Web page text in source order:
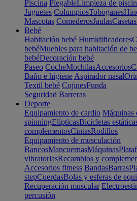
Piscina PlegableLimpieza de
Juguetes ColumpiosToboganes
Mascotas ComederosJaulas
Bebé
Habitación bebé Humidificadores
bebéMuebles para habitación de
bebéDecoración bebé
Paseo CocheMochilasAccesorios
Baño e higiene Aspirador nasal
Textil bebé CojinesFunda
Seguridad Barreras
Deporte
Equipamiento de cardio Máquinas
spinningElípticasBicicletas
complementosCintasRodillos
Equipamiento de musculación
BancosMancuernasMáquinas
vibratoriasRecambios y
Accesorios fitness BandasBarras
stepCuerdasBolas y esferas de
Recuperación muscular
percusión